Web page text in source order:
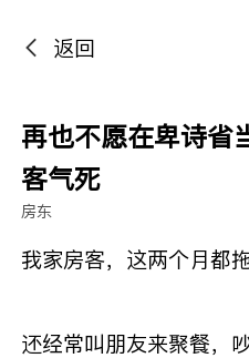
返回
再也不愿在卑诗省
客气死
房东
我家房客，这两个月都
还经常叫朋友来聚餐，